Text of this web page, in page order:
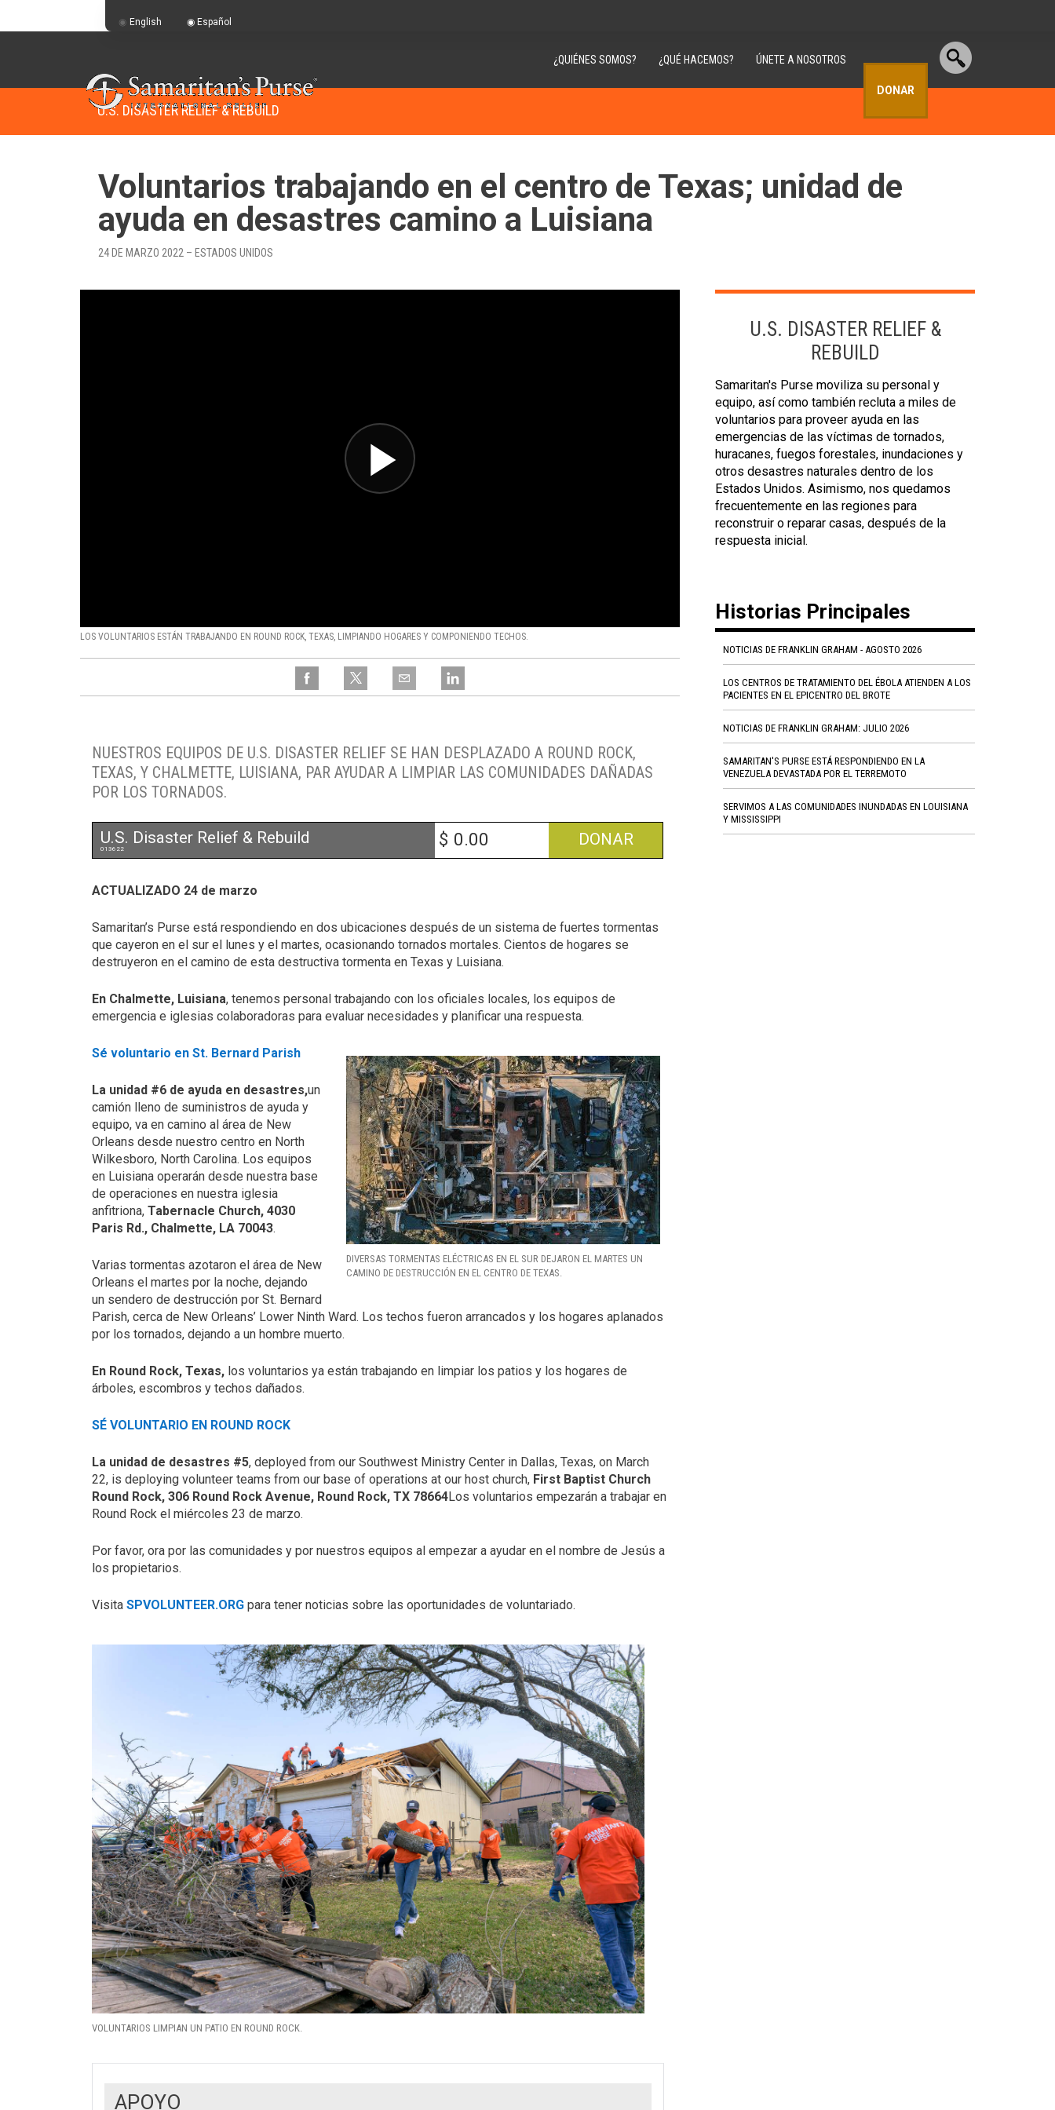
¿QUIÉNES SOMOS? ¿QUÉ HACEMOS? ÚNETE A NOSOTROS
DONAR
U.S. DISASTER RELIEF & REBUILD
Voluntarios trabajando en el centro de Texas; unidad de
ayuda en desastres camino a Luisiana
24 DE MARZO 2022 – ESTADOS UNIDOS
LOS VOLUNTARIOS ESTÁN TRABAJANDO EN ROUND ROCK, TEXAS, LIMPIANDO HOGARES Y COMPONIENDO TECHOS.
NUESTROS EQUIPOS DE U.S. DISASTER RELIEF SE HAN DESPLAZADO A ROUND ROCK,
TEXAS, Y CHALMETTE, LUISIANA, PAR AYUDAR A LIMPIAR LAS COMUNIDADES DAÑADAS
POR LOS TORNADOS.
U.S. Disaster Relief & Rebuild
013622 $ DONAR
ACTUALIZADO 24 de marzo
Samaritan’s Purse está respondiendo en dos ubicaciones después de un sistema de fuertes tormentas
que cayeron en el sur el lunes y el martes, ocasionando tornados mortales. Cientos de hogares se
destruyeron en el camino de esta destructiva tormenta en Texas y Luisiana.
En Chalmette, Luisiana, tenemos personal trabajando con los oficiales locales, los equipos de
emergencia e iglesias colaboradoras para evaluar necesidades y planificar una respuesta.
DIVERSAS TORMENTAS ELÉCTRICAS EN EL SUR DEJARON EL MARTES UN
CAMINO DE DESTRUCCIÓN EN EL CENTRO DE TEXAS.
Sé voluntario en St. Bernard Parish
La unidad #6 de ayuda en desastres,un
camión lleno de suministros de ayuda y
equipo, va en camino al área de New
Orleans desde nuestro centro en North
Wilkesboro, North Carolina. Los equipos
en Luisiana operarán desde nuestra base
de operaciones en nuestra iglesia
anfitriona,Tabernacle Church, 4030
Paris Rd., Chalmette, LA 70043.
Varias tormentas azotaron el área de New
Orleans el martes por la noche, dejando
un sendero de destrucción por St. Bernard
Parish, cerca de New Orleans’ Lower Ninth Ward. Los techos fueron arrancados y los hogares aplanados
por los tornados, dejando a un hombre muerto.
En Round Rock, Texas, los voluntarios ya están trabajando en limpiar los patios y los hogares de
árboles, escombros y techos dañados.
SÉ VOLUNTARIO EN ROUND ROCK
La unidad de desastres #5, deployed from our Southwest Ministry Center in Dallas, Texas, on March
22, is deploying volunteer teams from our base of operations at our host church, First Baptist Church
Round Rock, 306 Round Rock Avenue, Round Rock, TX 78664Los voluntarios empezarán a trabajar en
Round Rock el miércoles 23 de marzo.
Por favor, ora por las comunidades y por nuestros equipos al empezar a ayudar en el nombre de Jesús a
los propietarios.
VisitaSPVOLUNTEER.ORG para tener noticias sobre las oportunidades de voluntariado.
VOLUNTARIOS LIMPIAN UN PATIO EN ROUND ROCK.
APOYO
U.S. DISASTER RELIEF &
REBUILD
Samaritan's Purse moviliza su personal y
equipo, así como también recluta a miles de
voluntarios para proveer ayuda en las
emergencias de las víctimas de tornados,
huracanes, fuegos forestales, inundaciones y
otros desastres naturales dentro de los
Estados Unidos. Asimismo, nos quedamos
frecuentemente en las regiones para
reconstruir o reparar casas, después de la
respuesta inicial.
Historias Principales
NOTICIAS DE FRANKLIN GRAHAM - AGOSTO 2026
LOS CENTROS DE TRATAMIENTO DEL ÉBOLA ATIENDEN A LOS
PACIENTES EN EL EPICENTRO DEL BROTE
NOTICIAS DE FRANKLIN GRAHAM: JULIO 2026
SAMARITAN'S PURSE ESTÁ RESPONDIENDO EN LA
VENEZUELA DEVASTADA POR EL TERREMOTO
SERVIMOS A LAS COMUNIDADES INUNDADAS EN LOUISIANA
Y MISSISSIPPI
English Español